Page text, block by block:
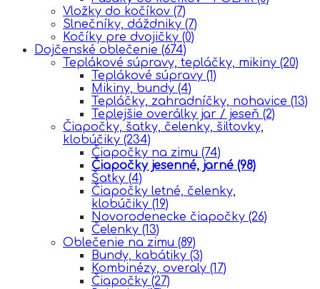
Vložky do kočíkov (7)
Slnečníky, dáždniky (7)
Kočíky pre dvojičky (0)
Dojčenské oblečenie (674)
Teplákové súpravy, tepláčky, mikiny (20)
Teplákové súpravy (1)
Mikiny, bundy (4)
Tepláčky, zahradníčky, nohavice (13)
Teplejšie overálky jar / jeseň (2)
Čiapočky, šatky, čelenky, šiltovky,
klobúčiky (234)
Čiapočky na zimu (74)
Čiapočky jesenné, jarné (98)
Šatky (4)
Čiapočky letné, čelenky,
klobúčiky (19)
Novorodenecke čiapočky (26)
Čelenky (13)
Oblečenie na zimu (89)
Bundy, kabátiky (3)
Kombinézy, overaly (17)
Čiapočky (27)